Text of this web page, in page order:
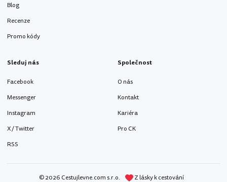
Blog
Recenze
Promo kódy
Sleduj nás
Facebook
Messenger
Instagram
X / Twitter
RSS
Společnost
O nás
Kontakt
Kariéra
Pro CK
© 2026 Cestujlevne.com s.r.o. Z lásky k cestování